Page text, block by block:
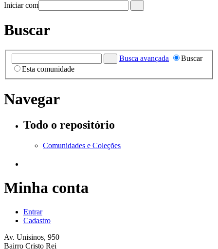
Iniciar com
Buscar
Busca avançada
Buscar
Esta comunidade
Navegar
Todo o repositório
Comunidades e Coleções
Minha conta
Entrar
Cadastro
Av. Unisinos, 950
Bairro Cristo Rei